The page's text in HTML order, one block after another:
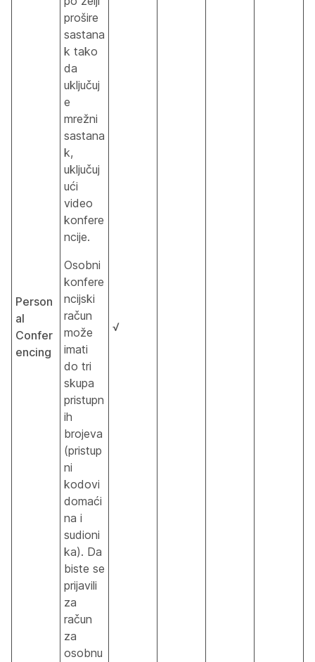
Person
al
Confer
encing
prošire
sastana
k tako
da
uključuj
e
mrežni
sastana
k,
uključuj
ući
video
konfere
ncije.
Osobni
konfere
ncijski
račun
može
imati
do tri
skupa
pristupn
ih
brojeva
(pristup
ni
kodovi
domaći
na i
sudioni
ka). Da
biste se
prijavili
za
račun
za
osobnu
√